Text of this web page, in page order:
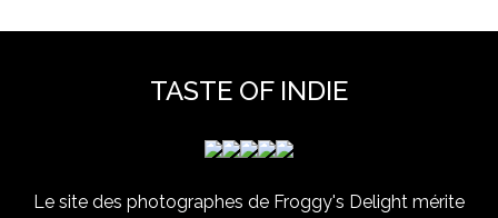
TASTE OF INDIE
Le site des photographes de Froggy's Delight mérite